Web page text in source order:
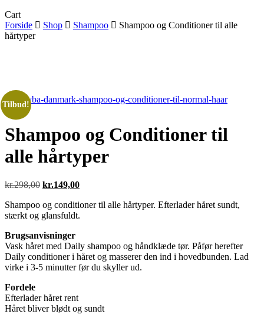
CartClose
Cart
Forside Shop Shampoo
Shampoo og Conditioner til alle
hårtyper
Tilbud!
Shampoo og Conditioner til
alle hårtyper
kr.298,00 Den
pris
var:
kr.149,00Den
pris
er:
Shampoo og conditioner til alle hårtyper. Efterlader håret sundt,
stærkt og glansfuldt.
Brugsanvisninger
Vask håret med Daily shampoo og håndklæde tør. Påfør herefter
Daily conditioner i håret og masserer den ind i hovedbunden. Lad
virke i 3-5 minutter før du skyller ud.
Fordele
Efterlader håret rent
Håret bliver blødt og sundt